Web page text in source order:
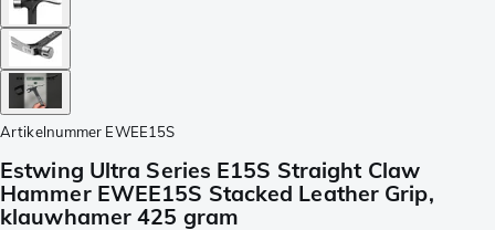
Artikelnummer EWEE15S
Estwing Ultra Series E15S Straight Claw
Hammer EWEE15S Stacked Leather Grip,
klauwhamer 425 gram